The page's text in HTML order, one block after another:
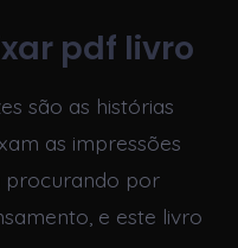
pdf livro
são as histórias
as impressões
procurando por
e este livro